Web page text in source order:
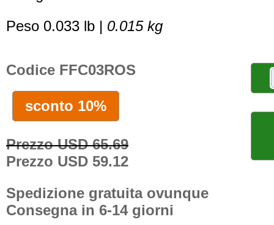
Peso 0.033 lb | 0.015 kg
Codice FFC03ROS
sconto 10%
Prezzo USD 65.69
Prezzo USD 59.12
Spedizione gratuita ovunque
Consegna in 6-14 giorni